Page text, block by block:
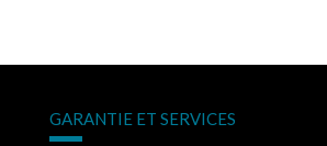
GARANTIE ET SERVICES